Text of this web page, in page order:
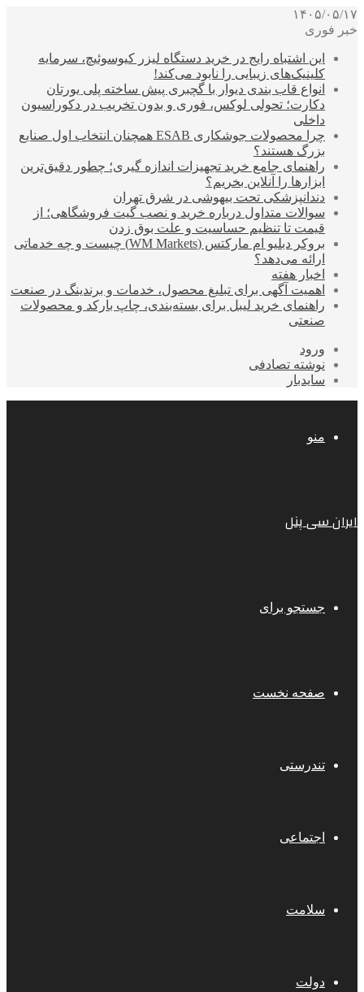
۱۴۰۵/۰۵/۱۷
خبر فوری
این اشتباه رایج در خرید دستگاه لیزر کیوسوئیچ، سرمایه
کلینیک‌های زیبایی را نابود می‌کند!
انواع قاب بندی دیوار با گچبری پیش ساخته پلی یورتان
دکارت؛ تحولی لوکس، فوری و بدون تخریب در دکوراسیون
داخلی
چرا محصولات جوشکاری ESAB همچنان انتخاب اول صنایع
بزرگ هستند؟
راهنمای جامع خرید تجهیزات اندازه گیری؛ چطور دقیق‌ترین
ابزارها را آنلاین بخریم؟
دندانپزشکی تحت بیهوشی در شرق تهران
سوالات متداول درباره خرید و نصب گیت فروشگاهی؛ از
قیمت تا تنظیم حساسیت و علت بوق زدن
بروکر دبلیو ام مارکتس (WM Markets) چیست و چه خدماتی
ارائه می‌دهد؟
اخبار هفته
اهمیت آگهی برای تبلیغ محصول، خدمات و برندینگ در صنعت
راهنمای خرید لیبل برای بسته‌بندی، چاپ بارکد و محصولات
صنعتی
ورود
نوشته تصادفی
سایدبار
منو
ایران سی پنل
جستجو برای
صفحه نخست
تندرستی
اجتماعی
سلامت
دولت